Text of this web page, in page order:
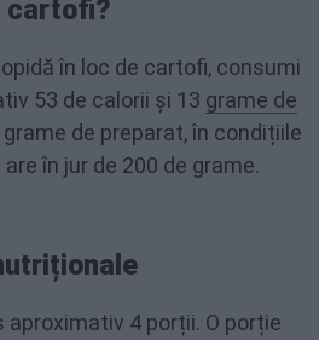
cartofi?
în loc de cartofi, consumi
53 de calorii și 13 grame de
grame de preparat, în condițiile
în jur de 200 de grame.
4 porții. O porție